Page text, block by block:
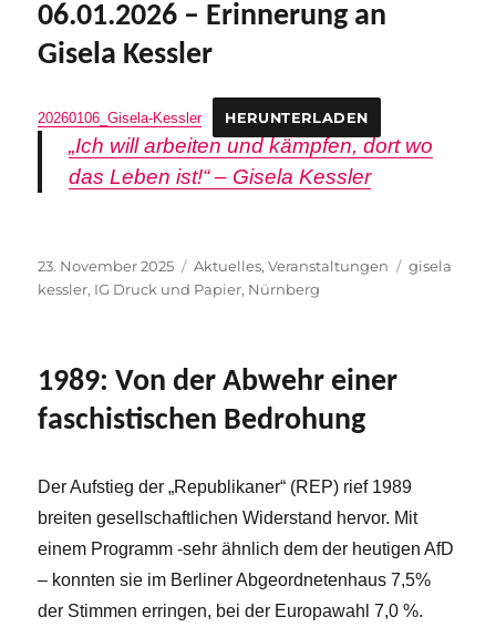
06.01.2026 – Erinnerung an
Gisela Kessler
20260106_Gisela-Kessler HERUNTERLADEN
„Ich will arbeiten und kämpfen, dort wo
das Leben ist!“ – Gisela Kessler
Veröffentlicht
am
23. November 2025 Kategorien
Aktuelles,Veranstaltungen
gisela
kessler, IG Druck und Papier, Nürnberg
1989: Von der Abwehr einer
faschistischen Bedrohung
Der Aufstieg der „Republikaner“ (REP) rief 1989
breiten gesellschaftlichen Widerstand hervor. Mit
einem Programm -sehr ähnlich dem der heutigen AfD
– konnten sie im Berliner Abgeordnetenhaus 7,5%
der Stimmen erringen, bei der Europawahl 7,0 %.